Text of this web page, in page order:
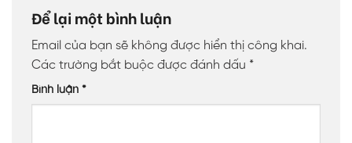
Để lại một bình luận
Email của bạn sẽ không được hiển thị công khai.
Các trường bắt buộc được đánh dấu *
Bình luận *